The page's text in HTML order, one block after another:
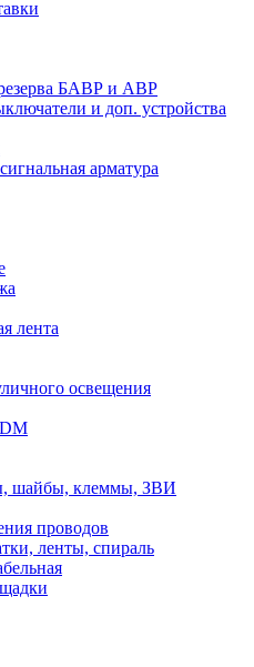
резерва БАВР и АВР
и доп. устройства
арматура
лента
освещения
шайбы, клеммы, ЗВИ
проводов
ленты, спираль